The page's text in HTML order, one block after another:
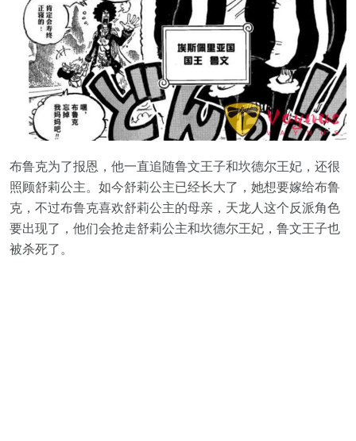
布鲁克为了报恩，他一直追随鲁文王子和坎德尔王妃，还很
照顾舒莉公主。如今舒莉公主已经长大了，她想要嫁给布鲁
克，不过布鲁克喜欢舒莉公主的母亲，天龙人这个反派角色
要出现了，他们会抢走舒莉公主和坎德尔王妃，鲁文王子也
被杀死了。